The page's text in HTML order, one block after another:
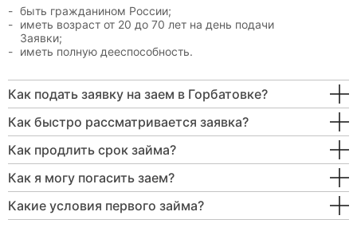
быть гражданином России;
иметь возраст от 20 до 70 лет на день подачи
Заявки;
иметь полную дееспособность.
Как подать заявку на заем в Горбатовке?
Как быстро рассматривается заявка?
Как продлить срок займа?
Как я могу погасить заем?
Какие условия первого займа?